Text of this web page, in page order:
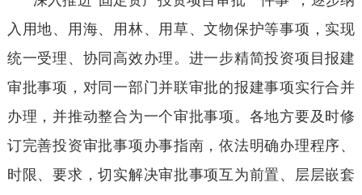
入用地、用海、用林、用草、文物保护等事项，实现
统一受理、协同高效办理。进一步精简投资项目报建
审批事项，对同一部门并联审批的报建事项实行合并
办理，并推动整合为一个审批事项。各地方要及时修
订完善投资审批事项办事指南，依法明确办理程序、
时限、要求，切实解决审批事项互为前置、层层嵌套